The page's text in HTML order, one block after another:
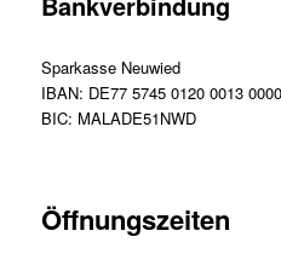
Sparkasse Neuwied
IBAN: DE77 5745 0120 0013
BIC: MALADE51NWD
Öffnungszeiten